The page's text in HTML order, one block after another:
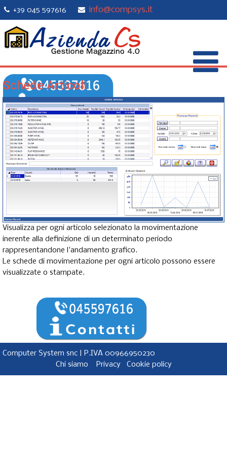
+39 045 597616 info@compsys.it
Schede Articoli
Visualizza per ogni articolo selezionato la movimentazione
inerente alla definizione di un determinato periodo
rappresentandone l'andamento grafico.
Le schede di movimentazione per ogni articolo possono essere
visualizzate o stampate.
Computer System snc | P.IVA 00966950230
Chi siamo
Privacy Cookie policy